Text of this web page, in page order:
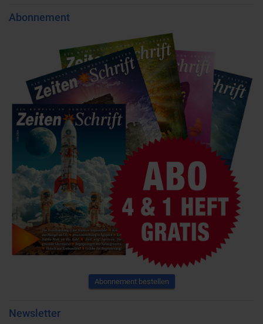
Abonnement
Abonnement bestellen
Newsletter